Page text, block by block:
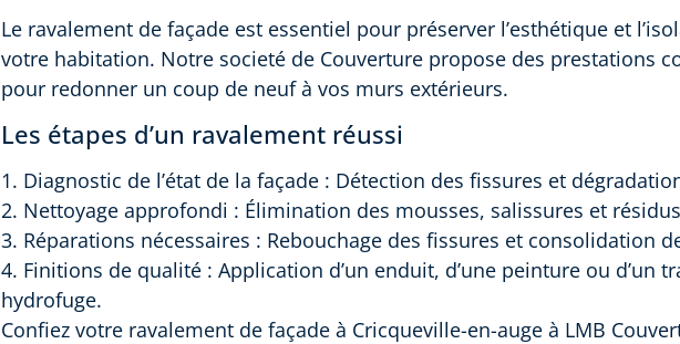
Le ravalement de façade est essentiel pour préserver l’esthétique et
votre habitation. Notre societé de Couverture propose des prestations
pour redonner un coup de neuf à vos murs extérieurs.
Les étapes d’un ravalement réussi
1. Diagnostic de l’état de la façade : Détection des fissures et
2. Nettoyage approfondi : Élimination des mousses, salissures et
3. Réparations nécessaires : Rebouchage des fissures et consolidation
4. Finitions de qualité : Application d’un enduit, d’une peinture ou d’un
hydrofuge.
Confiez votre ravalement de façade à Cricqueville-en-auge à LMB